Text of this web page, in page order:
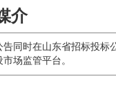
介
告同时在山东省招标投标
场监管平台。